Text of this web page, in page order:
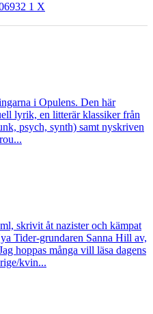
1 X
i Opulens. Den här
lyrik, en litterär klassiker från
psych, synth) samt nyskriven
skrivit åt nazister och kämpat
Tider-grundaren Sanna Hill av,
hoppas många vill läsa dagens
kvin...